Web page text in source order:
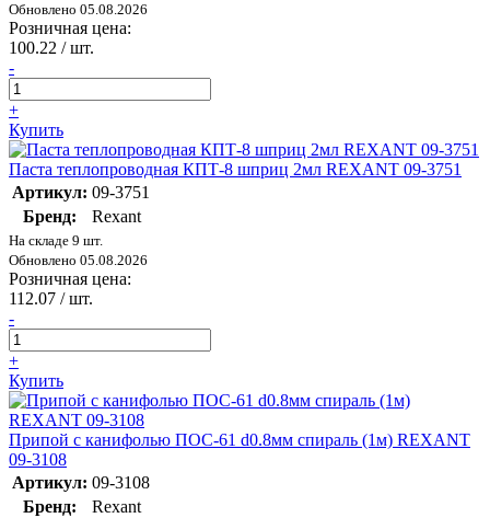
Обновлено 05.08.2026
Розничная цена:
100.22 / шт.
-
+
Купить
Паста теплопроводная КПТ-8 шприц 2мл REXANT 09-3751
Артикул: 09-3751
Бренд:
Rexant
На складе 9 шт.
Обновлено 05.08.2026
Розничная цена:
112.07 / шт.
-
+
Купить
Припой с канифолью ПОС-61 d0.8мм спираль (1м) REXANT
09-3108
Артикул: 09-3108
Бренд:
Rexant